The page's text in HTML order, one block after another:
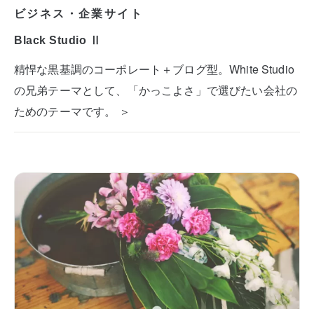
ビジネス・企業サイト
Black Studio Ⅱ
精悍な黒基調のコーポレート＋ブログ型。White Studio
の兄弟テーマとして、「かっこよさ」で選びたい会社の
ためのテーマです。 ＞